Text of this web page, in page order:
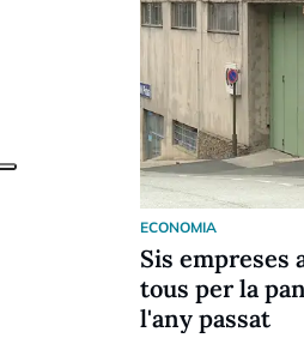
ECONOMIA
Sis empreses
tous per la
l'any passat